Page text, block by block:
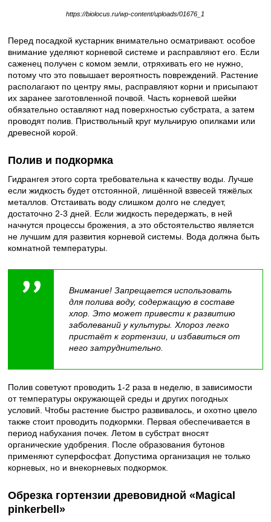
https://biolocus.ru/wp-content/uploads/01676_1
Перед посадкой кустарник внимательно осматривают. особое
внимание уделяют корневой системе и расправляют его. Если
саженец получен с комом земли, отряхивать его не нужно,
потому что это повышает вероятность повреждений. Растение
располагают по центру ямы, расправляют корни и присыпают
их заранее заготовленной почвой. Часть корневой шейки
обязательно оставляют над поверхностью субстрата, а затем
проводят полив. Приствольный круг мульчирую опилками или
древесной корой.
Полив и подкормка
Гидрангея этого сорта требовательна к качеству воды. Лучше
если жидкость будет отстоянной, лишённой взвесей тяжёлых
металлов. Отстаивать воду слишком долго не следует,
достаточно 2-3 дней. Если жидкость передержать, в ней
начнутся процессы брожения, а это обстоятельство является
не лучшим для развития корневой системы. Вода должна быть
комнатной температуры.
Внимание! Запрещается использовать
для полива воду, содержащую в составе
хлор. Это может привести к развитию
заболеваний у культуры. Хлороз легко
пристаёт к гортензии, и избавиться от
него затруднительно.
Полив советуют проводить 1-2 раза в неделю, в зависимости
от температуры окружающей среды и других погодных
условий. Чтобы растение быстро развивалось, и охотно цвело
также стоит проводить подкормки. Первая обеспечивается в
период набухания почек. Летом в субстрат вносят
органические удобрения. После образования бутонов
применяют суперфосфат. Допустима организация не только
корневых, но и внекорневых подкормок.
Обрезка гортензии древовидной «Мagical
pinkerbell»